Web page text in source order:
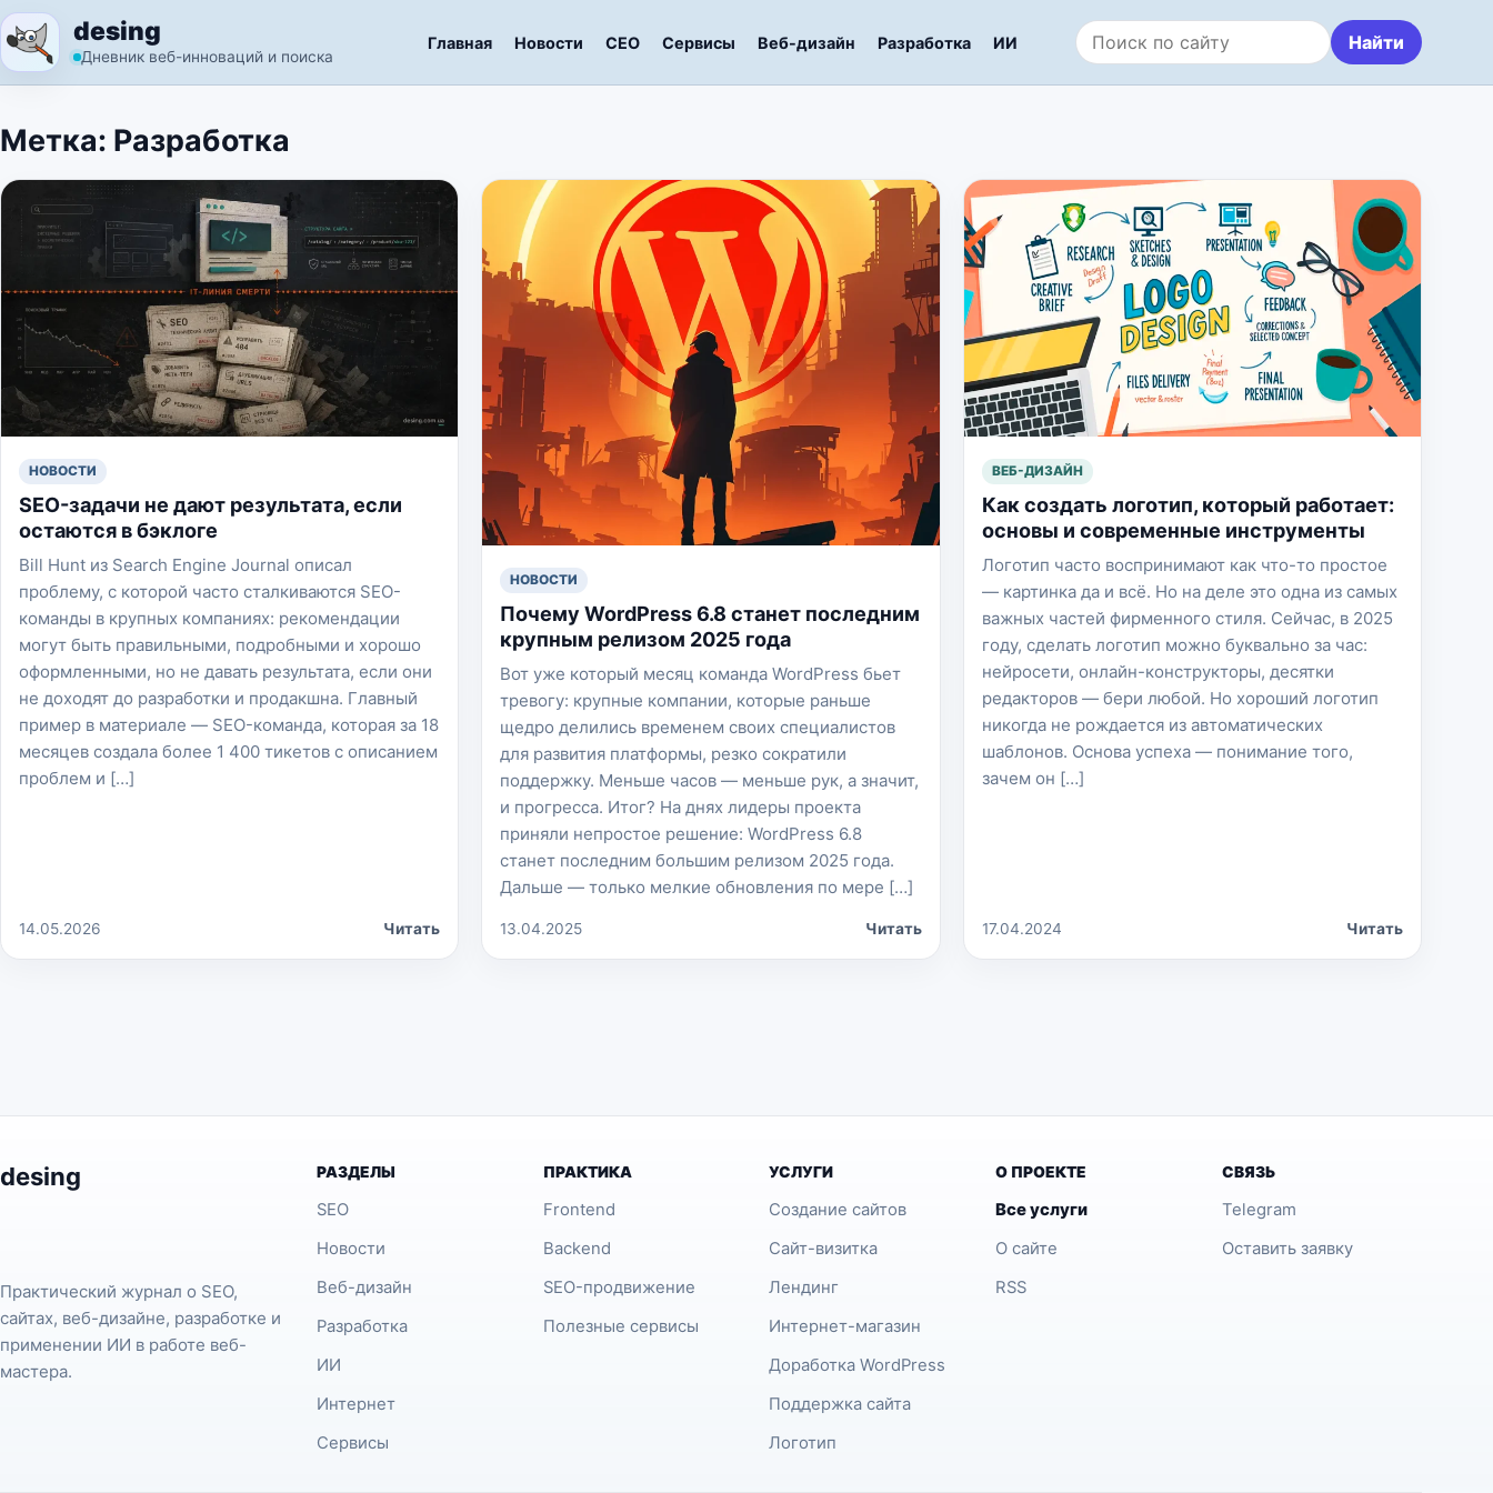
Перейти к содержимому
desing
Дневник веб-инноваций и поиска
Главная Новости СЕО Сервисы Веб-дизайн Разработка ИИ
Поиск по сайту
Найти
Метка: Разработка
НОВОСТИ
SEO-задачи не дают результата, если
остаются в бэклоге
Bill Hunt из Search Engine Journal описал
проблему, с которой часто сталкиваются SEO-
команды в крупных компаниях: рекомендации
могут быть правильными, подробными и хорошо
оформленными, но не давать результата, если они
не доходят до разработки и продакшна. Главный
пример в материале — SEO-команда, которая за 18
месяцев создала более 1 400 тикетов с описанием
проблем и […]
14.05.2026 Читать
НОВОСТИ
Почему WordPress 6.8 станет последним
крупным релизом 2025 года
Вот уже который месяц команда WordPress бьет
тревогу: крупные компании, которые раньше
щедро делились временем своих специалистов
для развития платформы, резко сократили
поддержку. Меньше часов — меньше рук, а значит,
и прогресса. Итог? На днях лидеры проекта
приняли непростое решение: WordPress 6.8
станет последним большим релизом 2025 года.
Дальше — только мелкие обновления по мере […]
13.04.2025 Читать
ВЕБ-ДИЗАЙН
Как создать логотип, который работает:
основы и современные инструменты
Логотип часто воспринимают как что-то простое
— картинка да и всё. Но на деле это одна из самых
важных частей фирменного стиля. Сейчас, в 2025
году, сделать логотип можно буквально за час:
нейросети, онлайн-конструкторы, десятки
редакторов — бери любой. Но хороший логотип
никогда не рождается из автоматических
шаблонов. Основа успеха — понимание того,
зачем он […]
17.04.2024 Читать
desing
Практический журнал о SEO,
сайтах, веб-дизайне, разработке и
применении ИИ в работе веб-
мастера.
РАЗДЕЛЫ
SEO
Новости
Веб-дизайн
Разработка
ИИ
Интернет
Сервисы
ПРАКТИКА
Frontend
Backend
SEO-продвижение
Полезные сервисы
УСЛУГИ
Создание сайтов
Сайт-визитка
Лендинг
Интернет-магазин
Доработка WordPress
Поддержка сайта
Логотип
О ПРОЕКТЕ
Все услуги
О сайте
RSS
СВЯЗЬ
Telegram
Оставить заявку